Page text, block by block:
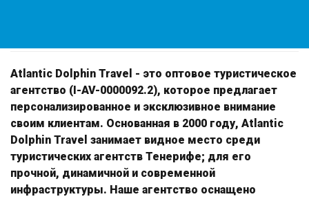
Atlantic Dolphin Travel - это оптовое туристическое
агентство (I-AV-0000092.2), которое предлагает
персонализированное и эксклюзивное внимание
своим клиентам. Основанная в 2000 году, Atlantic
Dolphin Travel занимает видное место среди
туристических агентств Тенерифе; для его
прочной, динамичной и современной
инфраструктуры. Наше агентство оснащено